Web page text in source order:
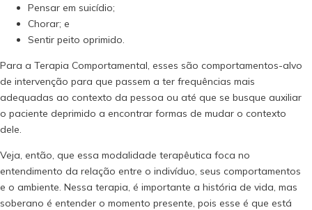
Pensar em suicídio;
Chorar; e
Sentir peito oprimido.
Para a Terapia Comportamental, esses são comportamentos-alvo
de intervenção para que passem a ter frequências mais
adequadas ao contexto da pessoa ou até que se busque auxiliar
o paciente deprimido a encontrar formas de mudar o contexto
dele.
Veja, então, que essa modalidade terapêutica foca no
entendimento da relação entre o indivíduo, seus comportamentos
e o ambiente. Nessa terapia, é importante a história de vida, mas
soberano é entender o momento presente, pois esse é que está